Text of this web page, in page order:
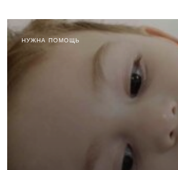
НУЖНА ПОМОЩЬ